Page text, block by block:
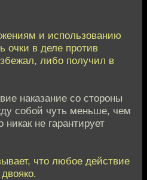
и использованию
очки в деле против
либо получил в
наказание со стороны
собой чуть меньше, чем
не гарантирует
что любое действие